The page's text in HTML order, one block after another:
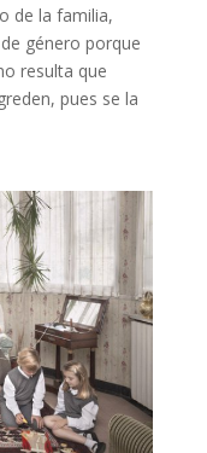
de la familia,
género porque
resulta que
pues se la